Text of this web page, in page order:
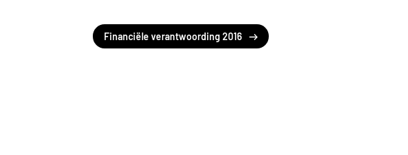
Financiële verantwoording 2016